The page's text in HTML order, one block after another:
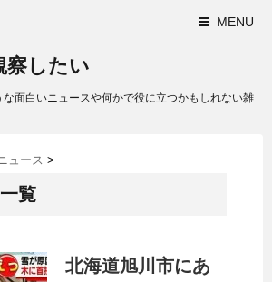
MENU
察したい
面白いニュースや何かで役に立つかもしれない雑
ュース >
覧
北海道旭川市にあ